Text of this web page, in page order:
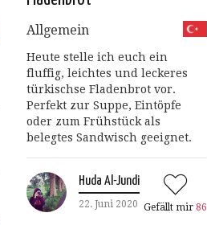
Allgemein
Heute stelle ich euch ein
fluffig, leichtes und leckeres
türkischse Fladenbrot vor.
Perfekt zur Suppe, Eintöpfe
oder zum Frühstück als
belegtes Sandwisch geeignet.
Huda Al-Jundi
22. Juni 2020 Gefällt mir86